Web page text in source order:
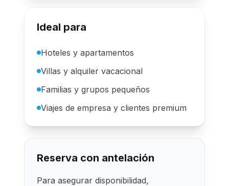
Ideal para
Hoteles y apartamentos
Villas y alquiler vacacional
Familias y grupos pequeños
Viajes de empresa y clientes premium
Reserva con antelación
Para asegurar disponibilidad,